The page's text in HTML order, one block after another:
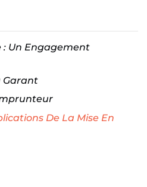
: Un Engagement
Garant
De La Mise En